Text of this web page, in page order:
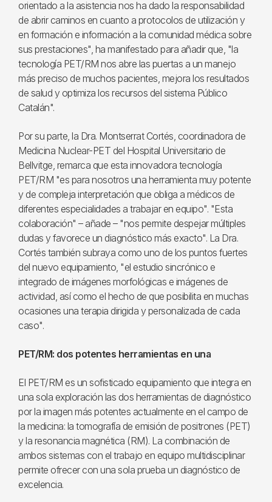
orientado a la asistencia nos ha dado la responsabilidad
de abrir caminos en cuanto a protocolos de utilización y
en formación e información a la comunidad médica sobre
sus prestaciones", ha manifestado para añadir que, "la
tecnología PET/RM nos abre las puertas a un manejo
más preciso de muchos pacientes, mejora los resultados
de salud y optimiza los recursos del sistema Público
Catalán".
Por su parte, la Dra. Montserrat Cortés, coordinadora de
Medicina Nuclear-PET del Hospital Universitario de
Bellvitge, remarca que esta innovadora tecnología
PET/RM "es para nosotros una herramienta muy potente
y de compleja interpretación que obliga a médicos de
diferentes especialidades a trabajar en equipo". "Esta
colaboración" – añade – "nos permite despejar múltiples
dudas y favorece un diagnóstico más exacto". La Dra.
Cortés también subraya como uno de los puntos fuertes
del nuevo equipamiento, "el estudio sincrónico e
integrado de imágenes morfológicas e imágenes de
actividad, así como el hecho de que posibilita en muchas
ocasiones una terapia dirigida y personalizada de cada
caso".
PET/RM: dos potentes herramientas en una
El PET/RM es un sofisticado equipamiento que integra en
una sola exploración las dos herramientas de diagnóstico
por la imagen más potentes actualmente en el campo de
la medicina: la tomografía de emisión de positrones (PET)
y la resonancia magnética (RM). La combinación de
ambos sistemas con el trabajo en equipo multidisciplinar
permite ofrecer con una sola prueba un diagnóstico de
excelencia.